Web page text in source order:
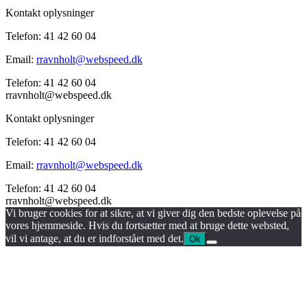
Kontakt oplysninger
Telefon: 41 42 60 04
Email: rravnholt@webspeed.dk
Telefon: 41 42 60 04
rravnholt@webspeed.dk
Kontakt oplysninger
Telefon: 41 42 60 04
Email: rravnholt@webspeed.dk
Telefon: 41 42 60 04
rravnholt@webspeed.dk
Vi bruger cookies for at sikre, at vi giver dig den bedste oplevelse på
vores hjemmeside. Hvis du fortsætter med at bruge dette websted,
vil vi antage, at du er indforstået med det. Ok